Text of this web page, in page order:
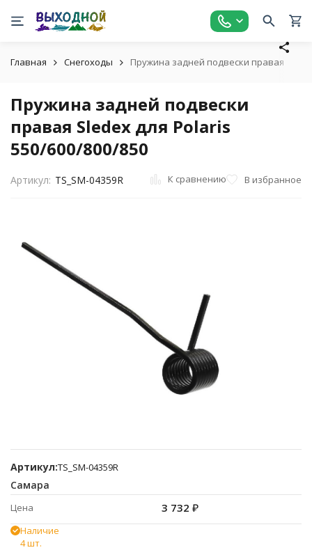
Главная Снегоходы Пружина задней подвески правая
Пружина задней подвески
правая Sledex для Polaris
550/600/800/850
Артикул: TS_SM-04359R К сравнению В избранное
Артикул:TS_SM-04359R
Самара
Цена 3 732 ₽
Наличие
4 шт.